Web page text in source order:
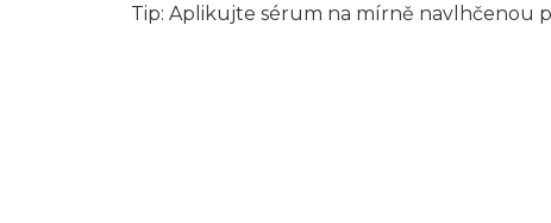
Tip: Aplikujte sérum na mírně navlhčenou